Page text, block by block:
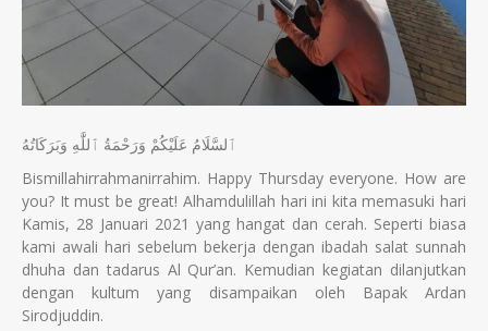
ٱلسَّلَامُ عَلَيْكُمْ وَرَحْمَةُ ٱللَّٰهِ وَبَرَكَاتُهُ
Bismillahirrahmanirrahim. Happy Thursday everyone. How are
you? It must be great! Alhamdulillah hari ini kita memasuki hari
Kamis, 28 Januari 2021 yang hangat dan cerah. Seperti biasa
kami awali hari sebelum bekerja dengan ibadah salat sunnah
dhuha dan tadarus Al Qur’an. Kemudian kegiatan dilanjutkan
dengan kultum yang disampaikan oleh Bapak Ardan
Sirodjuddin.